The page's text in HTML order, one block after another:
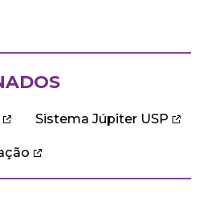
Sistema Júpiter USP